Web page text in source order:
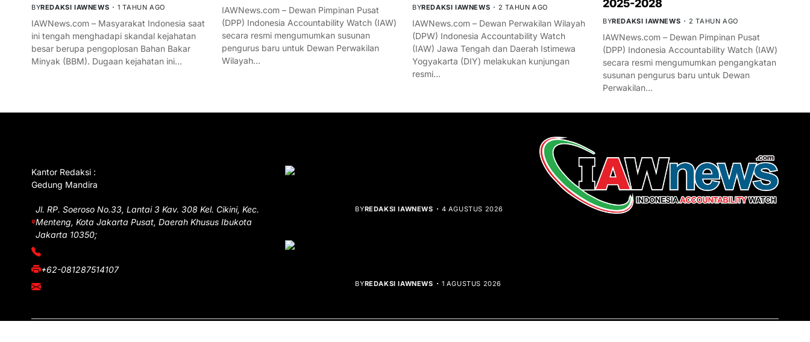
BYREDAKSI IAWNEWS 1 TAHUN AGO
IAWNews.com – Masyarakat Indonesia saat
ini tengah menghadapi skandal kejahatan
besar berupa pengoplosan Bahan Bakar
Minyak (BBM). Dugaan kejahatan ini…
IAWNews.com – Dewan Pimpinan Pusat
(DPP) Indonesia Accountability Watch (IAW)
secara resmi mengumumkan susunan
pengurus baru untuk Dewan Perwakilan
Wilayah…
BYREDAKSI IAWNEWS 2 TAHUN AGO
IAWNews.com – Dewan Perwakilan Wilayah
(DPW) Indonesia Accountability Watch
(IAW) Jawa Tengah dan Daerah Istimewa
Yogyakarta (DIY) melakukan kunjungan
resmi…
2025-2028
BYREDAKSI IAWNEWS 2 TAHUN AGO
IAWNews.com – Dewan Pimpinan Pusat
(DPP) Indonesia Accountability Watch (IAW)
secara resmi mengumumkan pengangkatan
susunan pengurus baru untuk Dewan
Perwakilan…
Kantor Redaksi :
Gedung Mandira
Jl. RP. Soeroso No.33, Lantai 3 Kav. 308 Kel. Cikini, Kec.
Menteng, Kota Jakarta Pusat, Daerah Khusus Ibukota
Jakarta 10350;
+62-081287514107
BYREDAKSI IAWNEWS 4 AGUSTUS 2026
BYREDAKSI IAWNEWS 1 AGUSTUS 2026